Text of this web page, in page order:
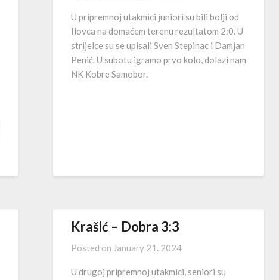
U pripremnoj utakmici juniori su bili bolji od
Ilovca na domaćem terenu rezultatom 2:0. U
strijelce su se upisali Sven Stepinac i Damjan
Penić. U subotu igramo prvo kolo, dolazi nam
NK Kobre Samobor.
Krašić – Dobra 3:3
Posted on January 21. 2024
U drugoj pripremnoj utakmici, seniori su